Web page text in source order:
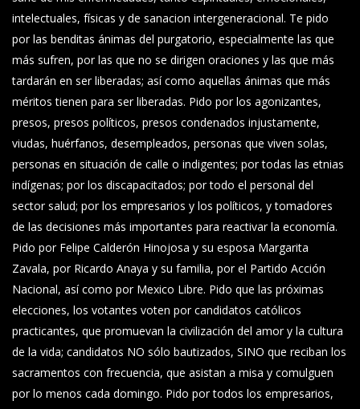
intelectuales, físicas y de sanacion intergeneracional. Te pido
por las benditas ánimas del purgatorio, especialmente las que
más sufren, por las que no se dirigen oraciones y las que más
tardarán en ser liberadas; así como aquellas ánimas que más
méritos tienen para ser liberadas. Pido por los agonizantes,
presos, presos políticos, presos condenados injustamente,
viudas, huérfanos, desempleados, personas que viven solas,
personas en situación de calle o indigentes; por todas las etnias
indígenas; por los discapacitados; por todo el personal del
sector salud; por los empresarios y los políticos, y tomadores
de las decisiones más importantes para reactivar la economía.
Pido por Felipe Calderón Hinojosa y su esposa Margarita
Zavala, por Ricardo Anaya y su familia, por el Partido Acción
Nacional, así como por Mexico Libre. Pido que las próximas
elecciones, los votantes voten por candidatos católicos
practicantes, que promuevan la civilización del amor y la cultura
de la vida; candidatos NO sólo bautizados, SINO que reciban los
sacramentos con frecuencia, que asistan a misa y comulguen
por lo menos cada domingo. Pido por todos los empresarios,